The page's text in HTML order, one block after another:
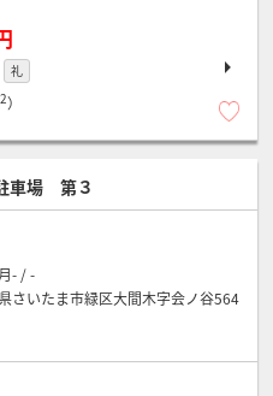
礼
2）
車場 第３
- / -
さいたま市緑区大間木字会ノ谷564